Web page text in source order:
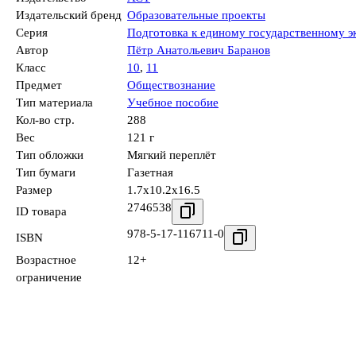
Издательский бренд Образовательные проекты
Серия
Подготовка к единому государственному
Автор
Пётр Анатольевич Баранов
Класс
10, 11
Предмет
Обществознание
Тип материала
Учебное пособие
Кол-во стр.
288
Вес
121 г
Тип обложки
Мягкий переплёт
Тип бумаги
Газетная
Размер
1.7x10.2x16.5
ID товара
2746538
ISBN 978-5-17-116711-0
Возрастное
ограничение
12+